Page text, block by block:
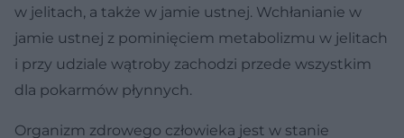
w jelitach, a także w jamie ustnej. Wchłanianie w
jamie ustnej z pominięciem metabolizmu w jelitach
i przy udziale wątroby zachodzi przede wszystkim
dla pokarmów płynnych.
Organizm zdrowego człowieka jest w stanie